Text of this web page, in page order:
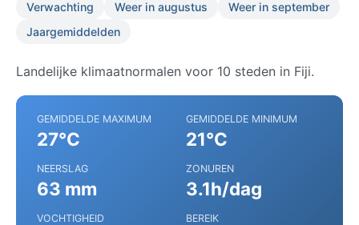
Verwachting Weer in augustus
Weer in september
Jaargemiddelden
Landelijke klimaatnormalen voor 10 steden in Fiji.
GEMIDDELDE MAXIMUM
27°C
GEMIDDELDE MINIMUM
21°C
NEERSLAG
63 mm
ZONUREN
3.1h/dag
VOCHTIGHEID BEREIK